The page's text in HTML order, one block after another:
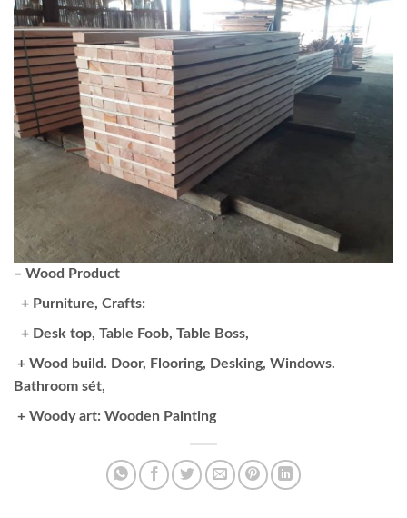
– Wood Product
+ Purniture, Crafts:
+ Desk top, Table Foob, Table Boss,
+ Wood build. Door, Flooring, Desking, Windows.
Bathroom sét,
+ Woody art: Wooden Painting